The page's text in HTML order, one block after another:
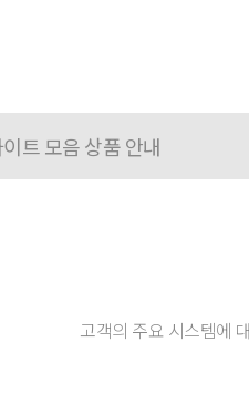
트 모음 상품 안내
고객의 주요 시스템에